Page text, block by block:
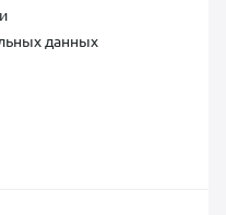
данных